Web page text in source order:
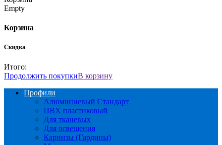
Empty
Корзина
Скидка
Итого:
Продолжить покупкиВ корзину
Профили
Алюминиевый Стандарт
ПВХ пластиковый
Для тканевых
Для освещения
Карнизы (Гардины)